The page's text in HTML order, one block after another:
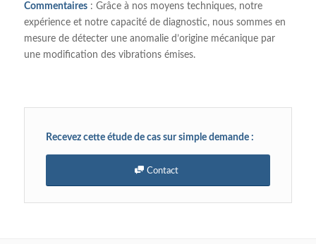
Commentaires: Grâce à nos moyens techniques, notre
expérience et notre capacité de diagnostic, nous sommes en
mesure de détecter une anomalie d’origine mécanique par
une modification des vibrations émises.
Recevez cette étude de cas sur simple demande :
Contact